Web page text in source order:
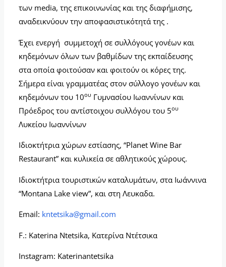
των media, της επικοινωνίας και της διαφήμισης,
αναδεικνύουν την αποφασιστικότητά της .
Έχει ενεργή συμμετοχή σε συλλόγους γονέων και
κηδεμόνων όλων των βαθμίδων της εκπαίδευσης
στα οποία φοιτούσαν και φοιτούν οι κόρες της.
Σήμερα είναι γραμματέας στον σύλλογο γονέων και
κηδεμόνων του 10ου Γυμνασίου Ιωαννίνων και
Πρόεδρος του αντίστοιχου συλλόγου του 5ου
Λυκείου Ιωαννίνων
Ιδιοκτήτρια χώρων εστίασης, “Planet Wine Bar
Restaurant” και κυλικεία σε αθλητικούς χώρους.
Ιδιοκτήτρια τουριστικών καταλυμάτων, στα Ιωάννινα
“Montana Lake view”, και στη Λευκαδα.
Email: kntetsika@gmail.com
F.: Katerina Ntetsika, Κατερίνα Ντέτσικα
Instagram: Katerinantetsika